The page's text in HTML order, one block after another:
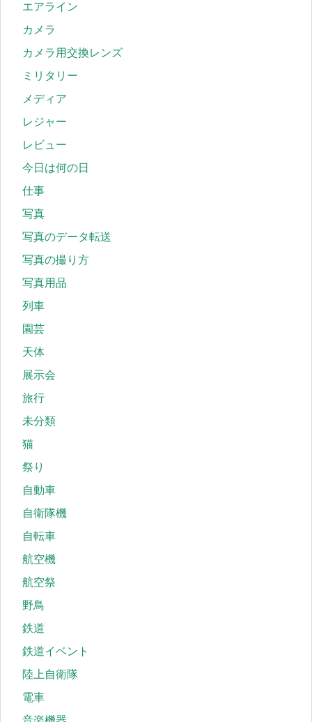
エアライン
カメラ
カメラ用交換レンズ
ミリタリー
メディア
レジャー
レビュー
今日は何の日
仕事
写真
写真のデータ転送
写真の撮り方
写真用品
列車
園芸
天体
展示会
旅行
未分類
猫
祭り
自動車
自衛隊機
自転車
航空機
航空祭
野鳥
鉄道
鉄道イベント
陸上自衛隊
電車